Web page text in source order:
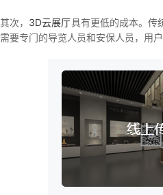
其次， 3D云展厅具有更低的成本。传
需要专门的导览人员和安保人员，用